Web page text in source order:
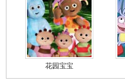
花园宝宝